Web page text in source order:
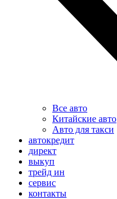
Все авто
Китайские авто
Авто для такси
автокредит
директ
выкуп
трейд ин
сервис
контакты